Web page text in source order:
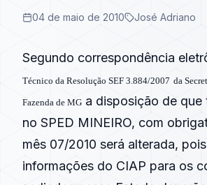
04 de maio de 2010 José Adriano
Segundo correspondência
Técnico da Resolução SEF 3.884/2007 da
Fazenda de MG a disposição de que
no SPED MINEIRO, com
mês 07/2010 será alterada,
informações do CIAP para os